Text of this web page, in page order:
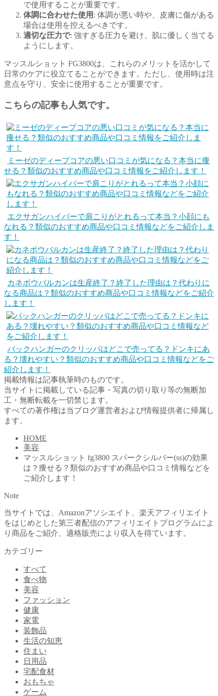
で使用することが重要です。
体調に合わせた使用 : 体調が悪い時や、皮膚に傷がある
場合は使用を控えるべきです。
適切な圧力で: 強すぎる圧力を避け、肌に優しく当てる
ようにします。
マッスルショット FG3800は、これらのメリットを活かして
日常のケアに役立てることができます。ただし、使用時は注
意点を守り、安全に使用することが重要です。
こちらの記事も人気です。
ミーゼのディープコアの悪い口コミが気になる？本当に痩
せる？類似のおすすめ商品や口コミ情報をご紹介します！
エクサガンハイパーで肩こりがとれるって本当？小顔にも
なれる？類似のおすすめ商品や口コミ情報などをご紹介しま
す！
カネボウバルカンは生産終了？終了した理由は？代わりに
なる商品は？類似のおすすめ商品や口コミ情報などをご紹介
します！
バックハンガーのクリッパはどこで売ってる？ドンキにあ
る？壊れやすい？類似のおすすめ商品や口コミ情報などをご
紹介します！
掲載情報は記事執筆時のものです。
当サイトに掲載している記事・写真の切り取り等の無断加
工・無断転載を一切禁じます。
すべての著作権は当ブログ運営者および情報提供者に帰属し
ます。
HOME
美容
マッスルショット fg3800 スパークシルバー(ss)の効果
は？痩せる？類似のおすすめ商品や口コミ情報などを
ご紹介します！
Note
当サイトでは、Amazonアソシエイト、楽天アフィリエイト
をはじめとした第三者配信のアフィリエイトプログラムによ
り商品をご紹介、適格販売により収入を得ています。
カテゴリー
すべて
食べ物
美容
ファッション
健康
家電
装飾品
生活の知恵
住まい
日用品
宅配食材
おもちゃ
ゲーム